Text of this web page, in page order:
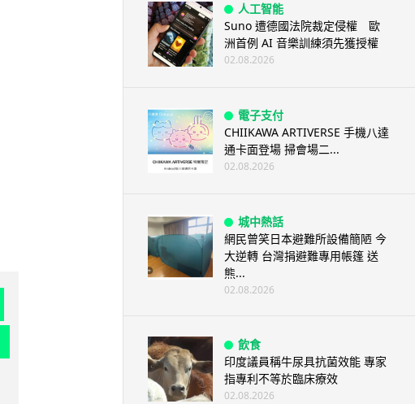
人工智能
Suno 遭德國法院裁定侵權 歐
洲首例 AI 音樂訓練須先獲授權
02.08.2026
電子支付
CHIIKAWA ARTIVERSE 手機八達
通卡面登場 掃會場二...
02.08.2026
城中熱話
網民曾笑日本避難所設備簡陋 今
大逆轉 台灣捐避難專用帳篷 送
熊...
02.08.2026
飲食
印度議員稱牛尿具抗菌效能 專家
指專利不等於臨床療效
02.08.2026